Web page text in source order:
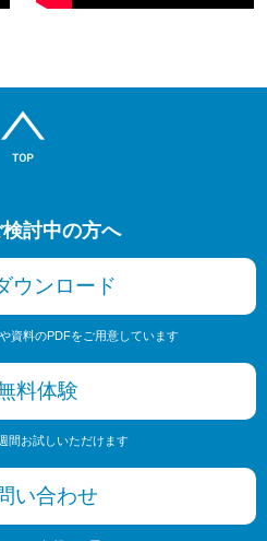
討中の方へ
ウンロード
資料のPDFをご用意しています
料体験
間お試しいただけます
い合わせ